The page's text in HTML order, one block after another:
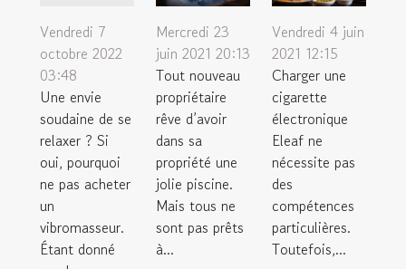
Vendredi 7
octobre 2022
03:48
Une envie
soudaine de se
relaxer ? Si
oui, pourquoi
ne pas acheter
un
vibromasseur.
Étant donné
Mercredi 23
juin 2021 20:13
Tout nouveau
propriétaire
rêve d’avoir
dans sa
propriété une
jolie piscine.
Mais tous ne
sont pas prêts
à...
Vendredi 4 juin
2021 12:15
Charger une
cigarette
électronique
Eleaf ne
nécessite pas
des
compétences
particulières.
Toutefois,...